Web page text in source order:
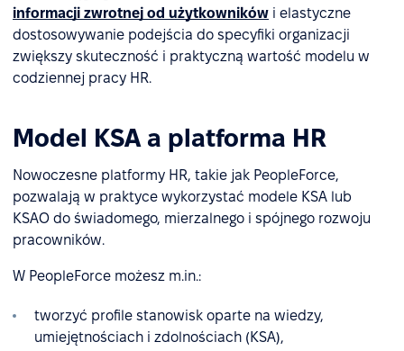
informacji zwrotnej od użytkowników i elastyczne
dostosowywanie podejścia do specyfiki organizacji
zwiększy skuteczność i praktyczną wartość modelu w
codziennej pracy HR.
Model KSA a platforma HR
Nowoczesne platformy HR, takie jak PeopleForce,
pozwalają w praktyce wykorzystać modele KSA lub
KSAO do świadomego, mierzalnego i spójnego rozwoju
pracowników.
W PeopleForce możesz m.in.:
tworzyć profile stanowisk oparte na wiedzy,
umiejętnościach i zdolnościach (KSA),